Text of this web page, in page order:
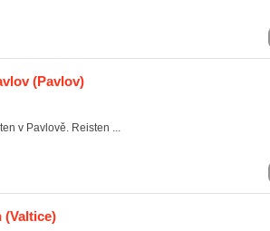
(Pavlov)
v Pavlově. Reisten ...
(Valtice)